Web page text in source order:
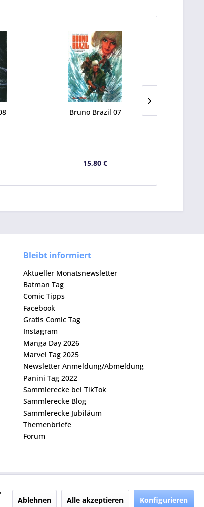
Bruno Brazil 07
15,80 €
Bleibt informiert
Aktueller Monatsnewsletter
Batman Tag
Comic Tipps
Facebook
Gratis Comic Tag
Instagram
Manga Day 2026
Marvel Tag 2025
Newsletter Anmeldung/Abmeldung
Panini Tag 2022
Sammlerecke bei TikTok
Sammlerecke Blog
Sammlerecke Jubiläum
Themenbriefe
Forum
Ablehnen Alle akzeptieren Konfigurieren